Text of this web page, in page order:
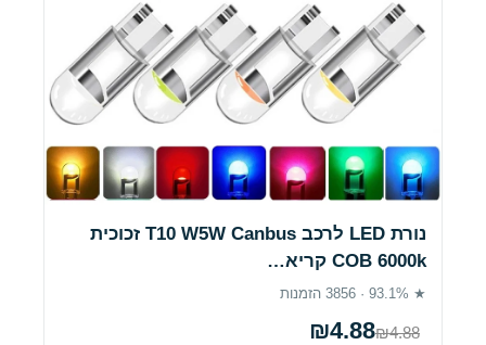
נורת LED לרכב T10 W5W Canbus זכוכית
COB 6000k קריא…
★ 93.1% · 3856 הזמנות
₪4.88₪4.88